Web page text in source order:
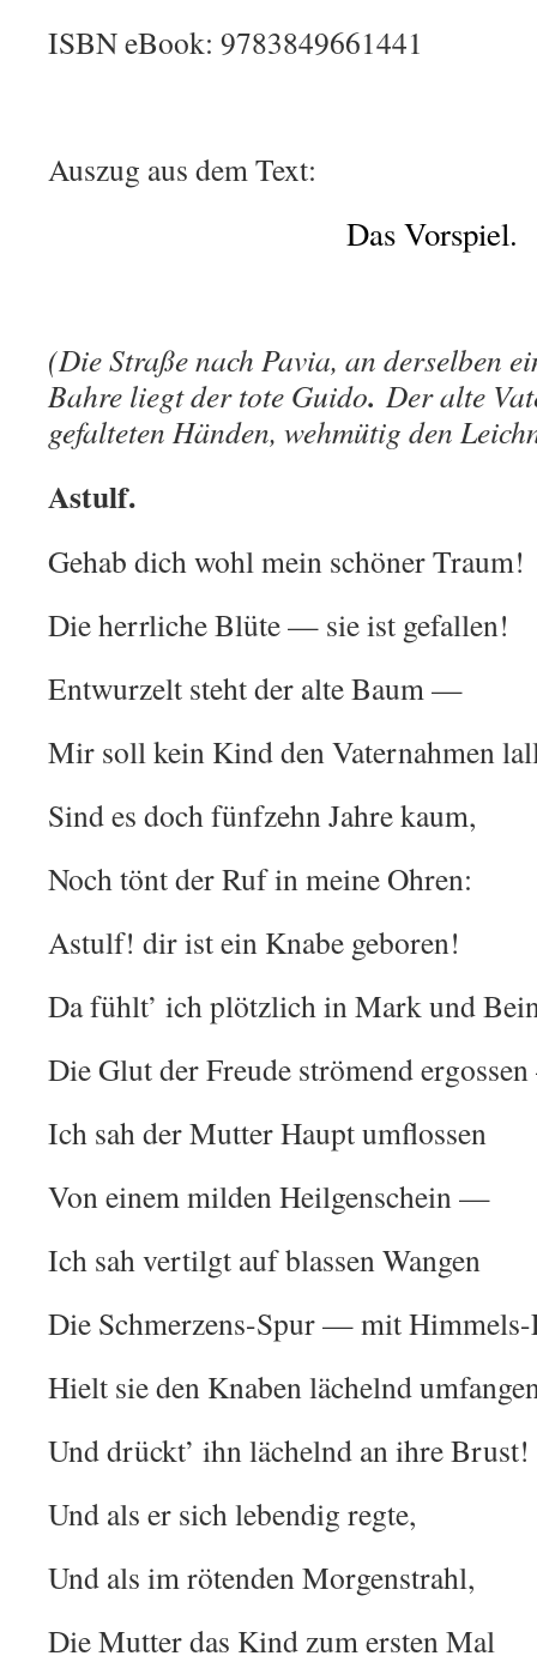
ISBN eBook: 9783849661441
Auszug aus dem Text:
Das Vorspiel.
(Die Straße nach Pavia, an derselben
Bahre liegt der tote Guido. Der alte
gefalteten Händen, wehmütig den
Astulf.
Gehab dich wohl mein schöner Traum!
Die herrliche Blüte — sie ist gefallen!
Entwurzelt steht der alte Baum —
Mir soll kein Kind den Vaternahmen
Sind es doch fünfzehn Jahre kaum,
Noch tönt der Ruf in meine Ohren:
Astulf! dir ist ein Knabe geboren!
Da fühlt’ ich plötzlich in Mark und
Die Glut der Freude strömend
Ich sah der Mutter Haupt umflossen
Von einem milden Heilgenschein —
Ich sah vertilgt auf blassen Wangen
Die Schmerzens-Spur — mit
Hielt sie den Knaben lächelnd
Und drückt’ ihn lächelnd an ihre Brust!
Und als er sich lebendig regte,
Und als im rötenden Morgenstrahl,
Die Mutter das Kind zum ersten Mal